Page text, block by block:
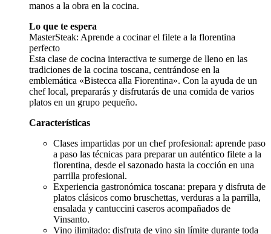
manos a la obra en la cocina.
Lo que te espera
MasterSteak: Aprende a cocinar el filete a la florentina
perfecto
Esta clase de cocina interactiva te sumerge de lleno en las
tradiciones de la cocina toscana, centrándose en la
emblemática «Bistecca alla Fiorentina». Con la ayuda de un
chef local, prepararás y disfrutarás de una comida de varios
platos en un grupo pequeño.
Características
Clases impartidas por un chef profesional: aprende paso
a paso las técnicas para preparar un auténtico filete a la
florentina, desde el sazonado hasta la cocción en una
parrilla profesional.
Experiencia gastronómica toscana: prepara y disfruta de
platos clásicos como bruschettas, verduras a la parrilla,
ensalada y cantuccini caseros acompañados de
Vinsanto.
Vino ilimitado: disfruta de vino sin límite durante toda